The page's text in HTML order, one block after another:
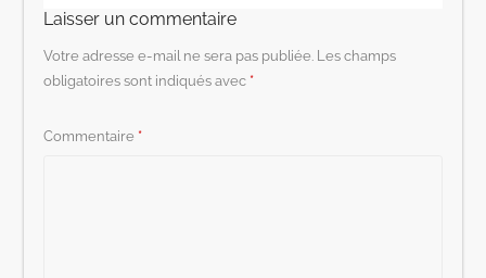
Laisser un commentaire
Votre adresse e-mail ne sera pas publiée. Les champs
obligatoires sont indiqués avec *
Commentaire *